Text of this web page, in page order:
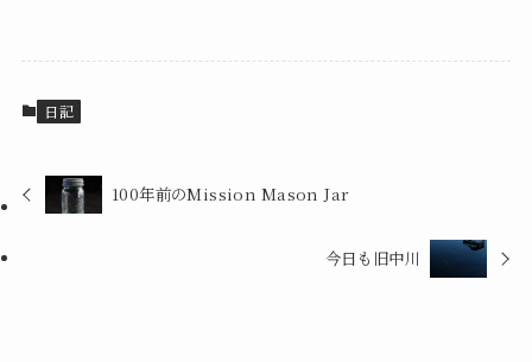
日記
100年前のMission Mason Jar
今日も旧中川